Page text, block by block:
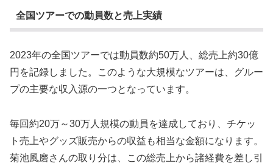
全国ツアーでの動員数と売上実績
2023年の全国ツアーでは動員数約50万人、総売上約30億
円を記録しました。このような大規模なツアーは、グルー
プの主要な収入源の一つとなっています。
毎回約20万～30万人規模の動員を達成しており、チケッ
ト売上やグッズ販売からの収益も相当な金額になります。
菊池風磨さんの取り分は、この総売上から諸経費を差し引